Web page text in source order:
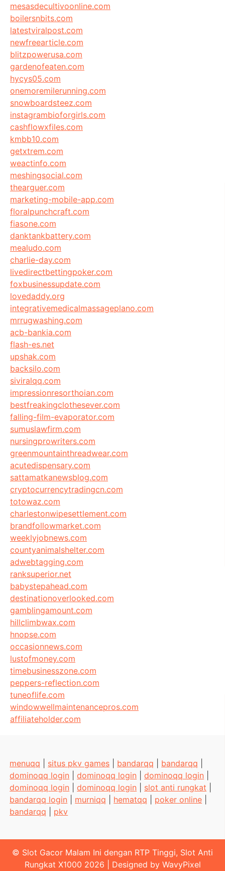
mesasdecultivoonline.com
boilersnbits.com
latestviralpost.com
newfreearticle.com
blitzpowerusa.com
gardenofeaten.com
hycys05.com
onemoremilerunning.com
snowboardsteez.com
instagrambioforgirls.com
cashflowxfiles.com
kmbb10.com
getxtrem.com
weactinfo.com
meshingsocial.com
thearguer.com
marketing-mobile-app.com
floralpunchcraft.com
fiasone.com
danktankbattery.com
mealudo.com
charlie-day.com
livedirectbettingpoker.com
foxbusinessupdate.com
lovedaddy.org
integrativemedicalmassageplano.com
mrrugwashing.com
acb-bankia.com
flash-es.net
upshak.com
backsilo.com
siviralqq.com
impressionresorthoian.com
bestfreakingclothesever.com
falling-film-evaporator.com
sumuslawfirm.com
nursingprowriters.com
greenmountainthreadwear.com
acutedispensary.com
sattamatkanewsblog.com
cryptocurrencytradingcn.com
totowaz.com
charlestonwipesettlement.com
brandfollowmarket.com
weeklyjobnews.com
countyanimalshelter.com
adwebtagging.com
ranksuperior.net
babystepahead.com
destinationoverlooked.com
gamblingamount.com
hillclimbwax.com
hnopse.com
occasionnews.com
lustofmoney.com
timebusinesszone.com
peppers-reflection.com
tuneoflife.com
windowwellmaintenancepros.com
affiliateholder.com
menuqq situs pkv games bandarqq bandarqq
dominoqq login |dominoqq login |dominoqq login
dominoqq login |dominoqq login slot anti rungkat
bandarqq login
murniqq hematqq poker online
bandarqq
pkv
© Slot Gacor Malam Ini dengan RTP Tinggi, Slot Anti
Rungkat X1000 2026
Designed by WavyPixel